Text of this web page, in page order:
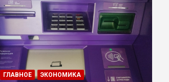
ГЛАВНОЕ ЭКОНОМИКА